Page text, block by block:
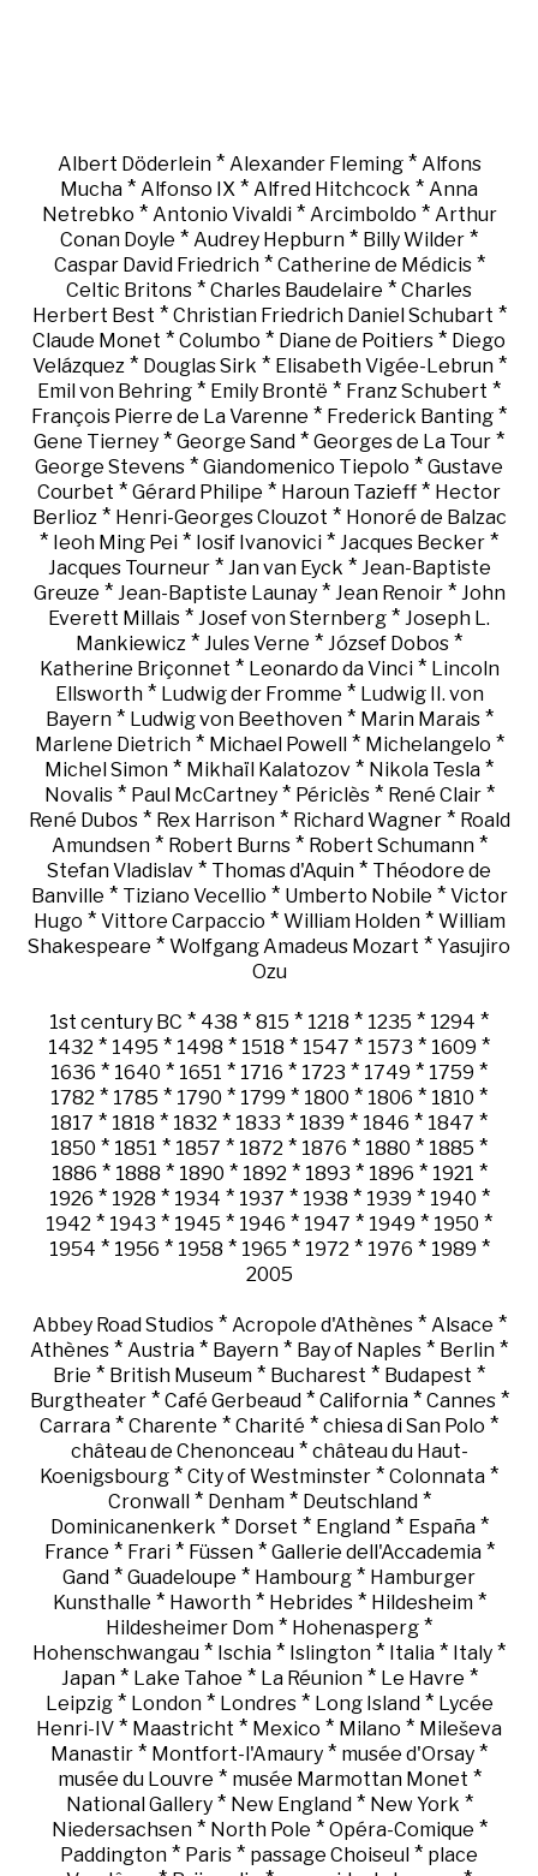
Albert Döderlein* Alexander Fleming* Alfons
Mucha * Alfonso IX * Alfred Hitchcock * Anna
Netrebko * Antonio Vivaldi* Arcimboldo * Arthur
Conan Doyle * Audrey Hepburn * Billy Wilder *
Caspar David Friedrich* Catherine de Médicis*
Celtic Britons * Charles Baudelaire * Charles
Herbert Best * Christian Friedrich Daniel Schubart *
Claude Monet * Columbo * Diane de Poitiers * Diego
Velázquez * Douglas Sirk * Elisabeth Vigée-Lebrun*
Emil von Behring * Emily Brontë * Franz Schubert *
François Pierre de La Varenne * Frederick Banting *
Gene Tierney * George Sand * Georges de La Tour *
George Stevens * Giandomenico Tiepolo * Gustave
Courbet * Gérard Philipe * Haroun Tazieff * Hector
Berlioz * Henri-Georges Clouzot * Honoré de Balzac
* Ieoh Ming Pei * Iosif Ivanovici * Jacques Becker *
Jacques Tourneur* Jan van Eyck * Jean-Baptiste
Greuze * Jean-Baptiste Launay* Jean Renoir* John
Everett Millais * Josef von Sternberg * Joseph L.
Mankiewicz * Jules Verne * József Dobos *
Katherine Briçonnet * Leonardo da Vinci* Lincoln
Ellsworth* Ludwig der Fromme * Ludwig II. von
Bayern* Ludwig von Beethoven* Marin Marais*
Marlene Dietrich* Michael Powell * Michelangelo *
Michel Simon * Mikhaïl Kalatozov * Nikola Tesla *
Novalis* Paul McCartney* Périclès* René Clair*
René Dubos* Rex Harrison* Richard Wagner* Roald
Amundsen* Robert Burns* Robert Schumann*
Stefan Vladislav * Thomas d'Aquin * Théodore de
Banville * Tiziano Vecellio * Umberto Nobile * Victor
Hugo * Vittore Carpaccio * William Holden* William
Shakespeare * Wolfgang Amadeus Mozart * Yasujiro
Ozu
1st century BC * 438 * 815 * 1218 * 1235 * 1294 *
1432 * 1495 * 1498 * 1518 * 1547 * 1573 * 1609 *
1636 * 1640 * 1651 * 1716 * 1723 * 1749 * 1759 *
1782 * 1785 * 1790 * 1799 * 1800 * 1806 * 1810 *
1817 * 1818 * 1832 * 1833 * 1839 * 1846 * 1847 *
1850 * 1851 * 1857 * 1872 * 1876 * 1880 * 1885 *
1886 * 1888 * 1890 * 1892 * 1893 * 1896 * 1921 *
1926 * 1928 * 1934 * 1937 * 1938 * 1939 * 1940 *
1942 * 1943 * 1945 * 1946 * 1947 * 1949 * 1950 *
1954 * 1956 * 1958 * 1965 * 1972 * 1976 * 1989 *
2005
Abbey Road Studios* Acropole d'Athènes* Alsace *
Athènes * Austria * Bayern * Bay of Naples * Berlin *
Brie * British Museum * Bucharest * Budapest *
Burgtheater* Café Gerbeaud* California* Cannes*
Carrara * Charente * Charité * chiesa di San Polo *
château de Chenonceau* château du Haut-
Koenigsbourg * City of Westminster * Colonnata *
Cronwall * Denham* Deutschland*
Dominicanenkerk * Dorset * England* España*
France * Frari* Füssen* Gallerie dell'Accademia*
Gand * Guadeloupe * Hambourg * Hamburger
Kunsthalle * Haworth* Hebrides* Hildesheim*
Hildesheimer Dom * Hohenasperg *
Hohenschwangau * Ischia * Islington * Italia * Italy *
Japan* Lake Tahoe * La Réunion* Le Havre *
Leipzig* London* Londres* Long Island* Lycée
Henri-IV * Maastricht * Mexico * Milano * Mileševa
Manastir * Montfort-l'Amaury * musée d'Orsay *
musée du Louvre * musée Marmottan Monet *
National Gallery* New England* New York *
Niedersachsen* North Pole * Opéra-Comique *
Paddington * Paris * passage Choiseul * place